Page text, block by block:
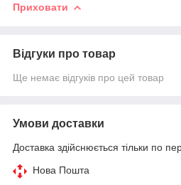
Приховати
Відгуки про товар
Ще немає відгуків про цей товар
Умови доставки
Доставка здійснюється тільки по
Нова Пошта